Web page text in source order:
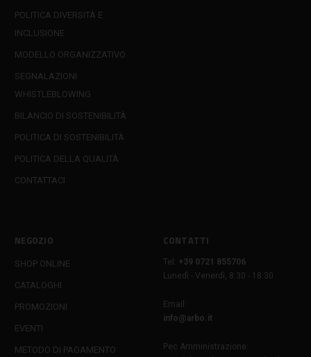
POLITICA DIVERSITÀ E
INCLUSIONE
MODELLO ORGANIZZATIVO
SEGNALAZIONI
WHISTLEBLOWING
BILANCIO DI SOSTENIBILITÀ
POLITICA DI SOSTENIBILITÀ
POLITICA DELLA QUALITÀ
CONTATTACI
NEGOZIO
SHOP ONLINE
CATALOGHI
PROMOZIONI
EVENTI
METODO DI PAGAMENTO
CONTATTI
Tel:
+39 0721 855706
Lunedì - Venerdì, 8:30 - 18:30
Email:
info@arbo.it
Pec Amministrazione: